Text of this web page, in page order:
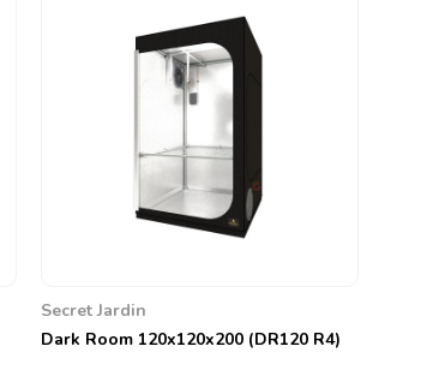
Secret Jardin
Dark Room 120x120x200 (DR120 R4)